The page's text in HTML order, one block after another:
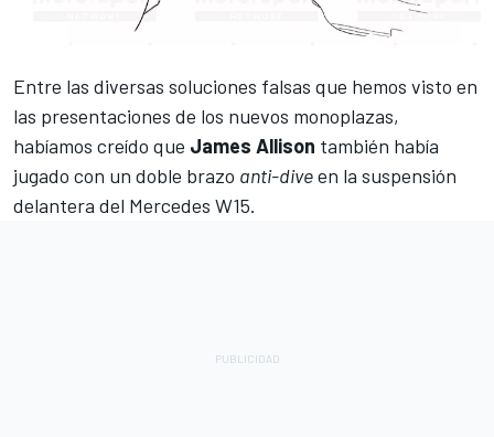
Entre las diversas soluciones falsas que hemos visto en
las presentaciones de los nuevos monoplazas,
habíamos creído que James Allison también había
jugado con un doble brazo anti-diveen la suspensión
delantera del Mercedes W15.